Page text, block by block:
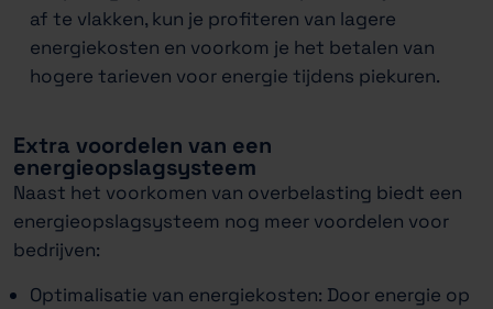
af te vlakken, kun je profiteren van lagere
energiekosten en voorkom je het betalen van
hogere tarieven voor energie tijdens piekuren.
Extra voordelen van een
energieopslagsysteem
Naast het voorkomen van overbelasting biedt een
energieopslagsysteem nog meer voordelen voor
bedrijven:
Optimalisatie van energiekosten: Door energie op